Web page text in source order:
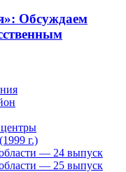
Обсуждаем
г.)
— 24 выпуск
— 25 выпуск